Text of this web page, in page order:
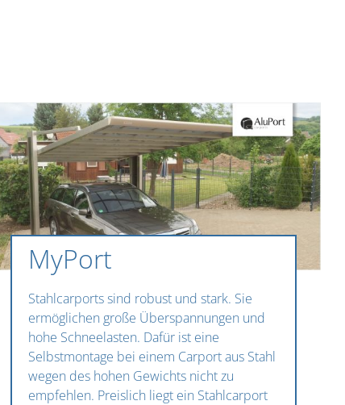
MyPort
Stahlcarports sind robust und stark. Sie
ermöglichen große Überspannungen und
hohe Schneelasten. Dafür ist eine
Selbstmontage bei einem Carport aus Stahl
wegen des hohen Gewichts nicht zu
empfehlen. Preislich liegt ein Stahlcarport